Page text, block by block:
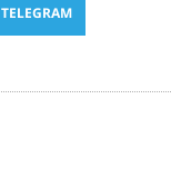
TELEGRAM